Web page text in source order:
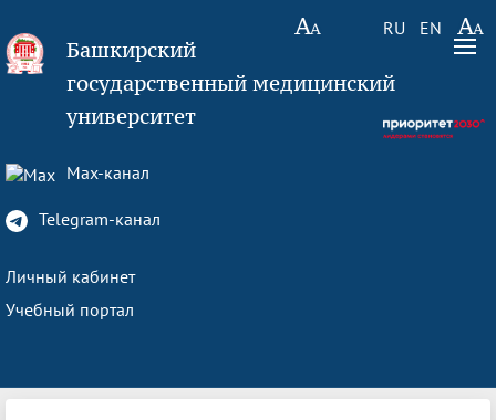
RU EN
Башкирский
государственный медицинский
университет
Max-канал
Telegram-канал
Личный кабинет
Учебный портал